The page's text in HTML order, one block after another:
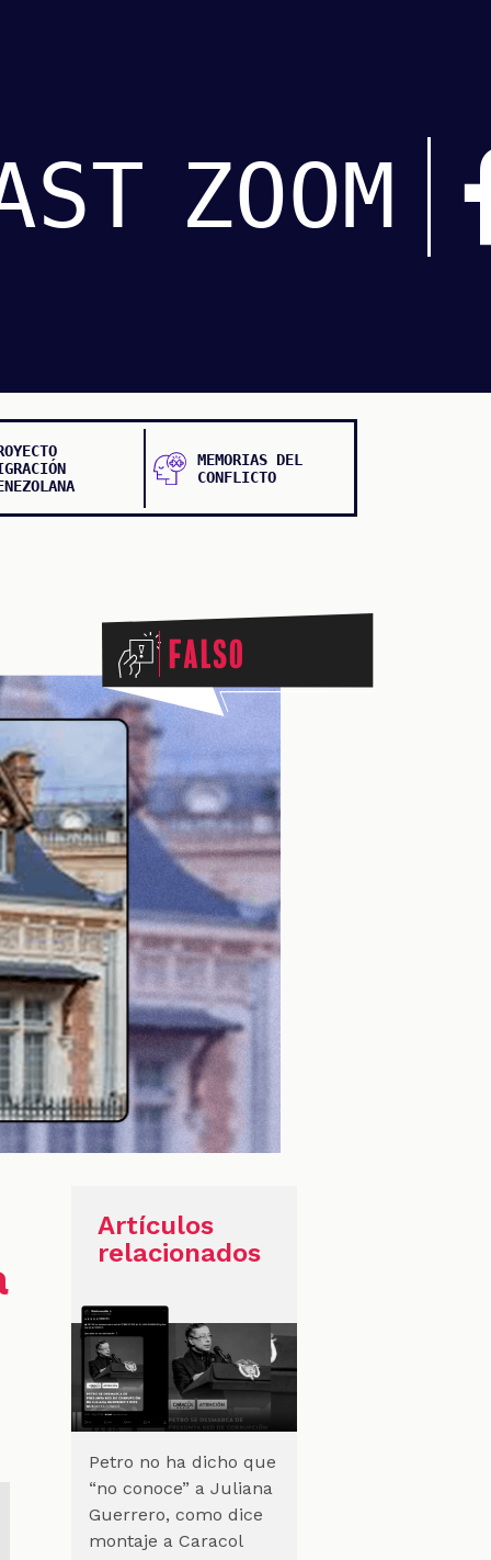
ZOOM
MEMORIAS DEL
CONFLICTO
Falso
Artículos
relacionados
Petro no ha dicho que
“no conoce” a Juliana
Guerrero, como dice
montaje a Caracol